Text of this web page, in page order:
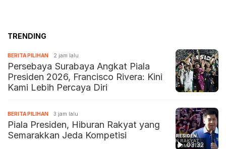
TRENDING
BERITA PILIHAN 2 jam lalu
Persebaya Surabaya Angkat Piala
Presiden 2026, Francisco Rivera: Kini
Kami Lebih Percaya Diri
03:32
BERITA PILIHAN 3 jam lalu
Piala Presiden, Hiburan Rakyat yang
Semarakkan Jeda Kompetisi